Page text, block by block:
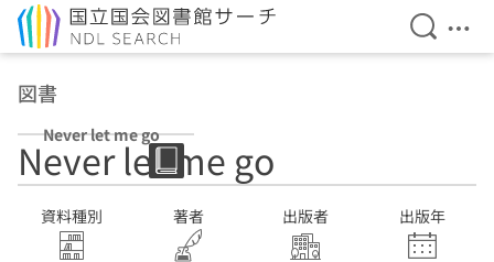
検索を
メ
図書
Never let me go
Never let me go
資料種別 著者 出版者 出版年